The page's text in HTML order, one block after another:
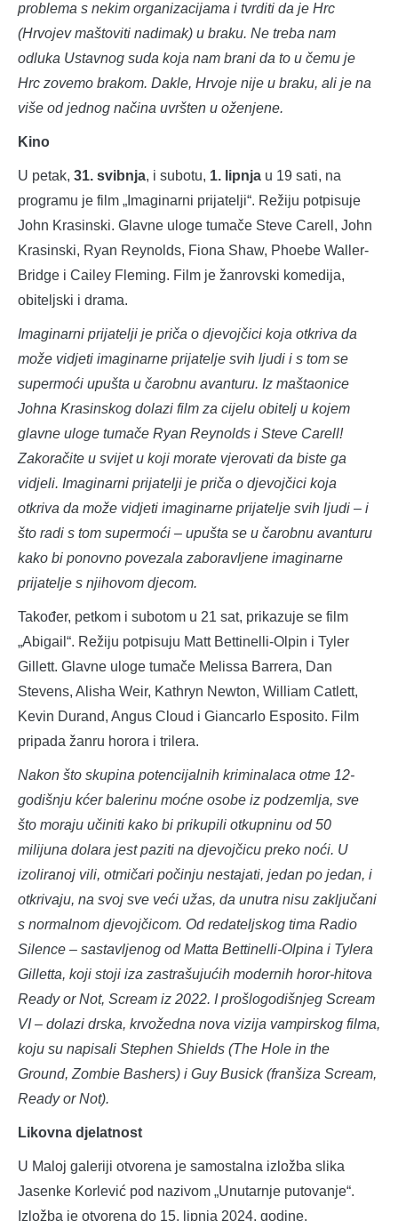
problema s nekim organizacijama i tvrditi da je Hrc
(Hrvojev maštoviti nadimak) u braku. Ne treba nam
odluka Ustavnog suda koja nam brani da to u čemu je
Hrc zovemo brakom. Dakle, Hrvoje nije u braku, ali je na
više od jednog načina uvršten u oženjene.
Kino
U petak, 31. svibnja, i subotu, 1. lipnja u 19 sati, na
programu je film „Imaginarni prijatelji“. Režiju potpisuje
John Krasinski. Glavne uloge tumače Steve Carell, John
Krasinski, Ryan Reynolds, Fiona Shaw, Phoebe Waller-
Bridge i Cailey Fleming. Film je žanrovski komedija,
obiteljski i drama.
Imaginarni prijatelji je priča o djevojčici koja otkriva da
može vidjeti imaginarne prijatelje svih ljudi i s tom se
supermoći upušta u čarobnu avanturu. Iz maštaonice
Johna Krasinskog dolazi film za cijelu obitelj u kojem
glavne uloge tumače Ryan Reynolds i Steve Carell!
Zakoračite u svijet u koji morate vjerovati da biste ga
vidjeli. Imaginarni prijatelji je priča o djevojčici koja
otkriva da može vidjeti imaginarne prijatelje svih ljudi – i
što radi s tom supermoći – upušta se u čarobnu avanturu
kako bi ponovno povezala zaboravljene imaginarne
prijatelje s njihovom djecom.
Također, petkom i subotom u 21 sat, prikazuje se film
„Abigail“. Režiju potpisuju Matt Bettinelli-Olpin i Tyler
Gillett. Glavne uloge tumače Melissa Barrera, Dan
Stevens, Alisha Weir, Kathryn Newton, William Catlett,
Kevin Durand, Angus Cloud i Giancarlo Esposito. Film
pripada žanru horora i trilera.
Nakon što skupina potencijalnih kriminalaca otme 12-
godišnju kćer balerinu moćne osobe iz podzemlja, sve
što moraju učiniti kako bi prikupili otkupninu od 50
milijuna dolara jest paziti na djevojčicu preko noći. U
izoliranoj vili, otmičari počinju nestajati, jedan po jedan, i
otkrivaju, na svoj sve veći užas, da unutra nisu zaključani
s normalnom djevojčicom. Od redateljskog tima Radio
Silence – sastavljenog od Matta Bettinelli-Olpina i Tylera
Gilletta, koji stoji iza zastrašujućih modernih horor-hitova
Ready or Not, Scream iz 2022. I prošlogodišnjeg Scream
VI – dolazi drska, krvožedna nova vizija vampirskog filma,
koju su napisali Stephen Shields (The Hole in the
Ground, Zombie Bashers) i Guy Busick (franšiza Scream,
Ready or Not).
Likovna djelatnost
U Maloj galeriji otvorena je samostalna izložba slika
Jasenke Korlević pod nazivom „Unutarnje putovanje“.
Izložba je otvorena do 15. lipnja 2024. godine.